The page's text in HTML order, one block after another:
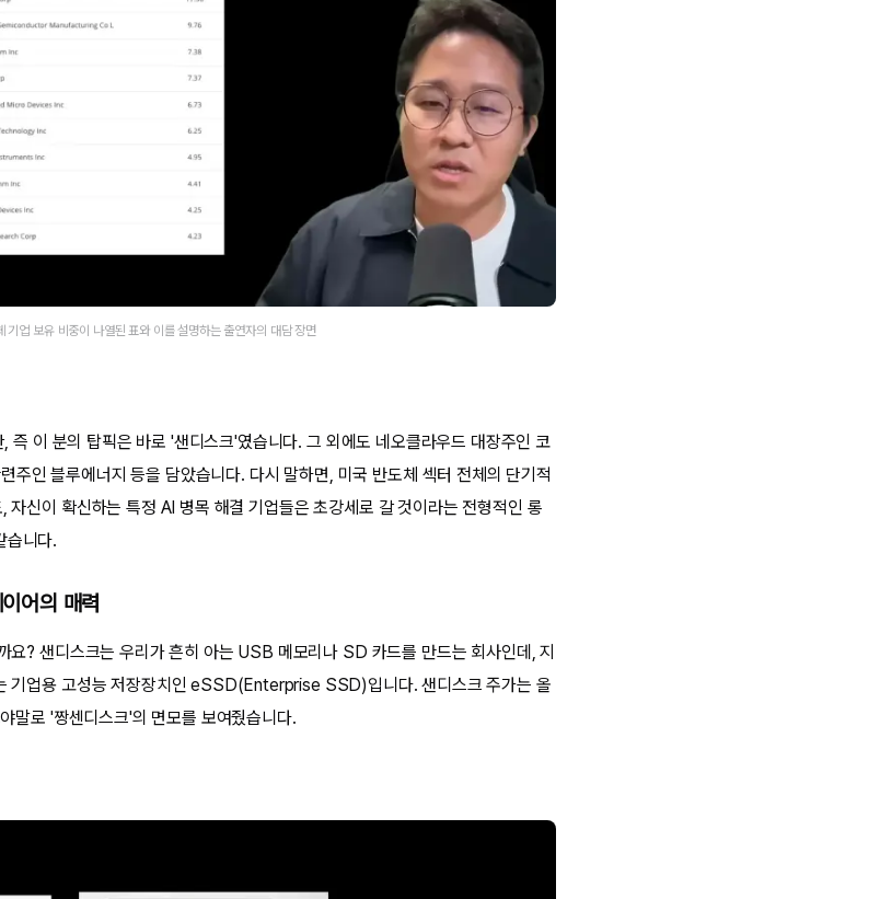
기업 보유 비중이 나열된 표와 이를 설명하는 출연자의 대담 장면
즉 이 분의 탑픽은 바로 '샌디스크'였습니다. 그 외에도 네오클라우드 대장주인 코
인 블루에너지 등을 담았습니다. 다시 말하면, 미국 반도체 섹터 전체의 단기적
자신이 확신하는 특정 AI 병목 해결 기업들은 초강세로 갈 것이라는 전형적인 롱
니다.
어의 매력
요? 샌디스크는 우리가 흔히 아는 USB 메모리나 SD 카드를 만드는 회사인데, 지
기업용 고성능 저장장치인 eSSD(Enterprise SSD)입니다. 샌디스크 주가는 올
말로 '짱센디스크'의 면모를 보여줬습니다.